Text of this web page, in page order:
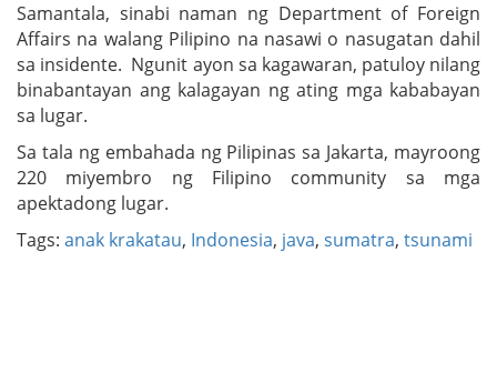
Samantala, sinabi naman ng Department of Foreign
Affairs na walang Pilipino na nasawi o nasugatan dahil
sa insidente. Ngunit ayon sa kagawaran, patuloy nilang
binabantayan ang kalagayan ng ating mga kababayan
sa lugar.
Sa tala ng embahada ng Pilipinas sa Jakarta, mayroong
220 miyembro ng Filipino community sa mga
apektadong lugar.
Tags: anak krakatau, Indonesia, java, sumatra, tsunami